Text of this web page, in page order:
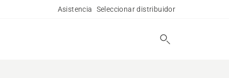
Asistencia Seleccionar distribuidor